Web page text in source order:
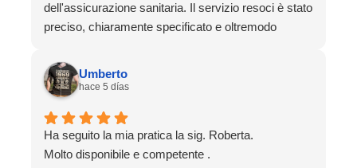
dell'assicurazione sanitaria. Il servizio resoci è stato
preciso, chiaramente specificato e oltremodo
delle pratiche sono passate soltanto 48 ore.
Efficientissimi. Un grazie speciale al sig. Betiel.
Umberto
hace 5 días
Ha seguito la mia pratica la sig. Roberta.
Molto disponibile e competente .